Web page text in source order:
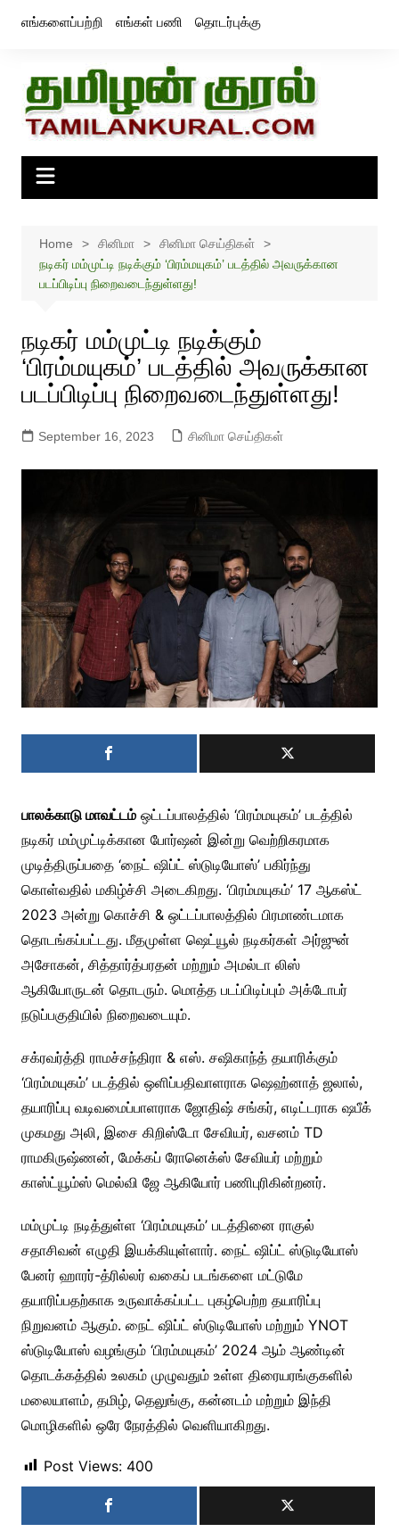
எங்களைப்பற்றி எங்கள் பணி தொடர்புக்கு
Home சினிமா
சினிமா செய்திகள்
நடிகர் மம்முட்டி நடிக்கும் ‘பிரம்மயுகம்’ படத்தில் அவருக்கான
படப்பிடிப்பு நிறைவடைந்துள்ளது!
நடிகர் மம்முட்டி நடிக்கும்
‘பிரம்மயுகம்’ படத்தில் அவருக்கான
படப்பிடிப்பு நிறைவடைந்துள்ளது!
September 16, 2023 சினிமா செய்திகள்
பாலக்காடு மாவட்டம்ஒட்டப்பாலத்தில் ‘பிரம்மயுகம்’ படத்தில்
நடிகர் மம்முட்டிக்கான போர்ஷன் இன்று வெற்றிகரமாக
முடித்திருப்பதை ‘நைட் ஷிப்ட் ஸ்டுடியோஸ்’ பகிர்ந்து
கொள்வதில் மகிழ்ச்சி அடைகிறது. ‘பிரம்மயுகம்’ 17 ஆகஸ்ட்
2023 அன்று கொச்சி & ஒட்டப்பாலத்தில் பிரமாண்டமாக
தொடங்கப்பட்டது. மீதமுள்ள ஷெட்யூல் நடிகர்கள் அர்ஜுன்
அசோகன், சித்தார்த்பரதன் மற்றும் அமல்டா லிஸ்
ஆகியோருடன் தொடரும். மொத்த படப்பிடிப்பும் அக்டோபர்
நடுப்பகுதியில் நிறைவடையும்.
சக்ரவர்த்தி ராமச்சந்திரா & எஸ். சஷிகாந்த் தயாரிக்கும்
‘பிரம்மயுகம்’ படத்தில் ஒளிப்பதிவாளராக ஷெஹ்னாத் ஜலால்,
தயாரிப்பு வடிவமைப்பாளராக ஜோதிஷ் சங்கர், எடிட்டராக ஷபீக்
முகமது அலி, இசை கிறிஸ்டோ சேவியர், வசனம் TD
ராமகிருஷ்ணன், மேக்கப் ரோனெக்ஸ் சேவியர் மற்றும்
காஸ்ட்யூம்ஸ் மெல்வி ஜே ஆகியோர் பணிபுரிகின்றனர்.
மம்முட்டி நடித்துள்ள ‘பிரம்மயுகம்’ படத்தினை ராகுல்
சதாசிவன் எழுதி இயக்கியுள்ளார். நைட் ஷிப்ட் ஸ்டுடியோஸ்
பேனர் ஹாரர்-த்ரில்லர் வகைப் படங்களை மட்டுமே
தயாரிப்பதற்காக உருவாக்கப்பட்ட புகழ்பெற்ற தயாரிப்பு
நிறுவனம் ஆகும். நைட் ஷிப்ட் ஸ்டுடியோஸ் மற்றும் YNOT
ஸ்டுடியோஸ் வழங்கும் ‘பிரம்மயுகம்’ 2024 ஆம் ஆண்டின்
தொடக்கத்தில் உலகம் முழுவதும் உள்ள திரையரங்குகளில்
மலையாளம், தமிழ், தெலுங்கு, கன்னடம் மற்றும் இந்தி
மொழிகளில் ஒரே நேரத்தில் வெளியாகிறது.
Post Views: 400